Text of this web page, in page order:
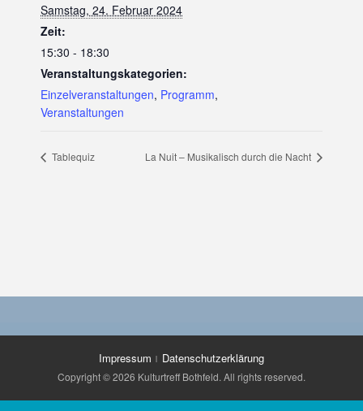
Samstag, 24. Februar 2024
Zeit:
15:30 - 18:30
Veranstaltungskategorien:
Einzelveranstaltungen, Programm,
Veranstaltungen
Tablequiz La Nuit – Musikalisch durch die Nacht
Impressum Datenschutzerklärung
Copyright © 2026 Kulturtreff Bothfeld. All rights reserved.